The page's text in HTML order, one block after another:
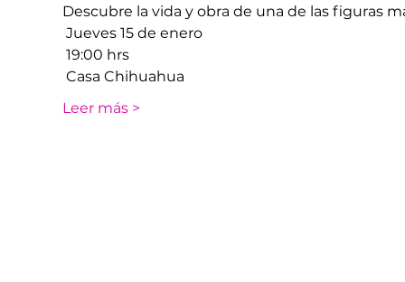
Descubre la vida y obra de una de las figuras
Jueves 15 de enero
19:00 hrs
Casa Chihuahua
Leer más >